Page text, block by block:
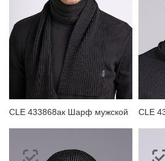
CLE 433868ак Шарф мужской